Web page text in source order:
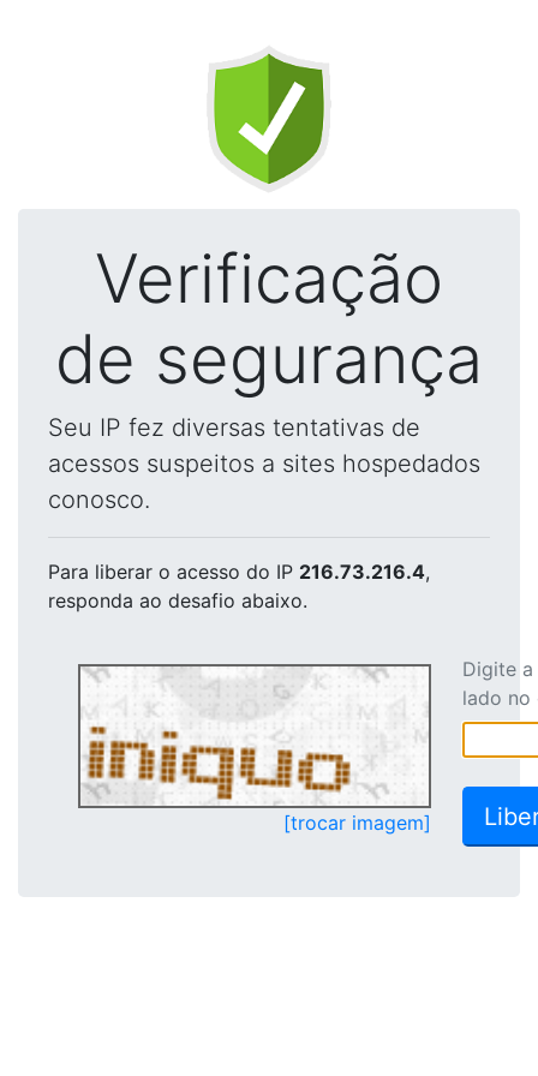
Verificação
de segurança
Seu IP fez diversas tentativas de
acessos suspeitos a sites hospedados
conosco.
Para liberar o acesso do IP 216.73.216.4,
responda ao desafio abaixo.
[trocar imagem]
Digite
lado no